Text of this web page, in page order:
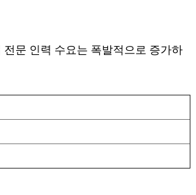
문 인력 수요는 폭발적으로 증가하